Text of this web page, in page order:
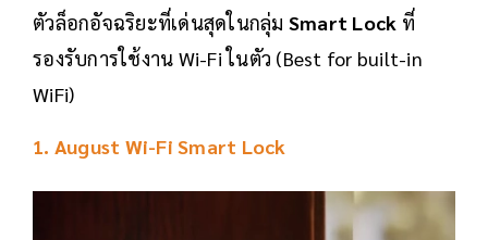
ตัวล็อกอัจฉริยะที่เด่นสุดในกลุ่ม Smart Lock ที่
รองรับการใช้งาน Wi-Fi ในตัว (Best for built-in
WiFi)
1. August Wi-Fi Smart Lock